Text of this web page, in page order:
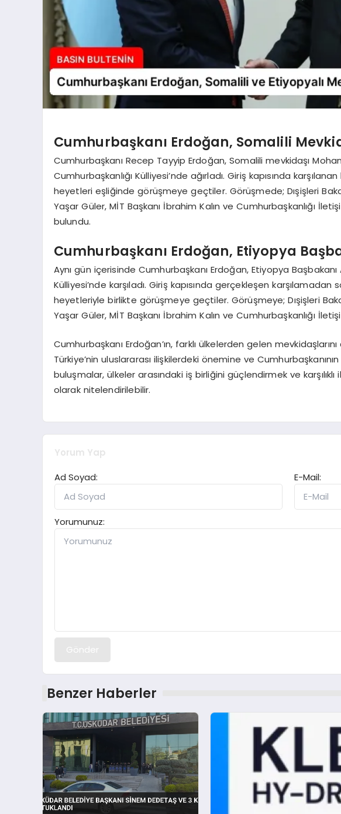
Cumhurbaşkanı Erdoğan, Somalili
Cumhurbaşkanı Recep Tayyip Erdoğan, Somalili mevkidaşı
Cumhurbaşkanlığı Külliyesi’nde ağırladı. Giriş kapısında
heyetleri eşliğinde görüşmeye geçtiler. Görüşmede; Dışişleri
Yaşar Güler, MİT Başkanı İbrahim Kalın ve Cumhurbaşkanlığı
bulundu.
Cumhurbaşkanı Erdoğan, Etiyopya
Aynı gün içerisinde Cumhurbaşkanı Erdoğan, Etiyopya
Külliyesi’nde karşıladı. Giriş kapısında gerçekleşen
heyetleriyle birlikte görüşmeye geçtiler. Görüşmeye; Dışişleri
Yaşar Güler, MİT Başkanı İbrahim Kalın ve Cumhurbaşkanlığı
Cumhurbaşkanı Erdoğan’ın, farklı ülkelerden gelen
Türkiye’nin uluslararası ilişkilerdeki önemine ve
buluşmalar, ülkeler arasındaki iş birliğini güçlendirmek ve
olarak nitelendirilebilir.
Yorum Yap
Ad Soyad:
E-Mail:
Yorumunuz:
Gönder
Benzer Haberler